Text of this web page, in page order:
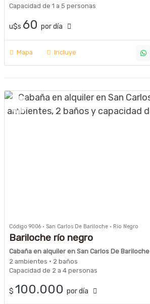
Capacidad de 1 a 5 personas
u$s 60 por día
Mapa Incluye
Código 9006 · San Carlos De Bariloche · Río Negro
Bariloche río negro
Cabaña en alquiler en San Carlos De Bariloche
2 ambientes · 2 baños
Capacidad de 2 a 4 personas
$ 100.000 por día